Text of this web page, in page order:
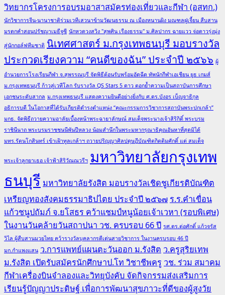
วิทยากรโครงการอบรมอาสาสมัครท่องเที่ยวและกีฬา (อสทก.)
นักวิชาการจีน-นานาชาติร่วมเวทีเสวนาข้ามวัฒนธรรม ณ เมืองหนานผิง มณฑลฝูเจี้ยน สืบสาน
มรดกคำสอนปรัชญาเมธีจูซี นักหวดวงสวิง "สุพศิน เรืองธรรม" ม.ศิลปากร ฉายแวว จ่อดาวรุ่งมุ่ง
สู่นักกอล์ฟทีมชาติ นิเทศศาสตร์ ม.กรุงเทพธนบุรี มอบรางวัล
ประกวดเรียงความ “คนดีของฉัน” ประจำปี ๒๕๖๖ ผู้
อำนวยการโรงเรียนกีฬา จ.สุพรรณบุรี จัดพิธีต้อนรับพร้อมอัดฉีด ทัพนักกีฬาเอเชียน ยูธ เกมส์
ม.กรุงเทพธนบุรี ก้าวสู่เวทีโลก รับรางวัล QS Stars 5 ดาว ตอกย้ำความเป็นสถาบันการศึกษา
เอกชนระดับสากล ม.กรุงเทพธนบุรี แสดงความยินดีอย่างยิ่งกับ ศ.ดร.บังอร เบ็ญจาธิกุล
อธิการบดี ในโอกาสที่ได้รับเกียรติดำรงตำแหน่ง “คณะกรรมการวิชาการสถาบันพระปกเกล้า”
มกธ. จัดพิธีถวายความอาลัยเบื้องหน้าพระฉายาลักษณ์ สมเด็จพระนางเจ้าสิริกิติ์ พระบรม
ราชินีนาถ พระบรมราชชนนีพันปีหลวง น้อมสำนึกในพระมหากรุณาธิคุณอันหาที่สุดมิได้
มทร.รัตนโกสินทร์ เข้าเฝ้าทูลเกล้าฯ ถวายปริญญาศิลปดุษฎีบัณฑิตกิตติมศักดิ์ แด่ สมเด็จ
พระเจ้าลูกยาเธอ เจ้าฟ้าสิริวัณณวรีฯ มหาวิทยาลัยกรุงเทพ
ธนบุรี มหาวิทยาลัยรังสิต มอบรางวัลเชิดชูเกียรติบัณฑิต
เหรียญทองสังคมธรรมาธิปไตย ประจำปี ๒๕๖๗ ร.ร.คำเขื่อน
แก้วชนูปถัมภ์ จ.ยโสธร คว้าแชมป์หนูน้อยเจ้าเวหา (รอบพิเศษ)
ในงานวันคล้ายวันสถาปนา วช. ครบรอบ 66 ปี รศ.ดร.ต่อศักดิ์ แก้วจรัส
วิไล ผู้สืบสานมวยไทย คว้ารางวัลบุคลากรดีเด่นสายวิชาการ ในงานครบรอบ 46 ปี
มก.กำแพงแสน ว.การแพทย์แผนตะวันออก ม.รังสิต ว.ครูสุริยเทพ
ม.รังสิต เปิดรับสมัครนักศึกษาป.โท วิชาชีพครู วช. ร่วม สมาคม
กีฬาเครื่องบินจำลองและวิทยุบังคับ จัดกิจกรรมส่งเสริมการ
เรียนรู้ปัญญาประดิษฐ์ เพื่อการพัฒนาสุขภาวะที่ดีของผู้สูงวัย